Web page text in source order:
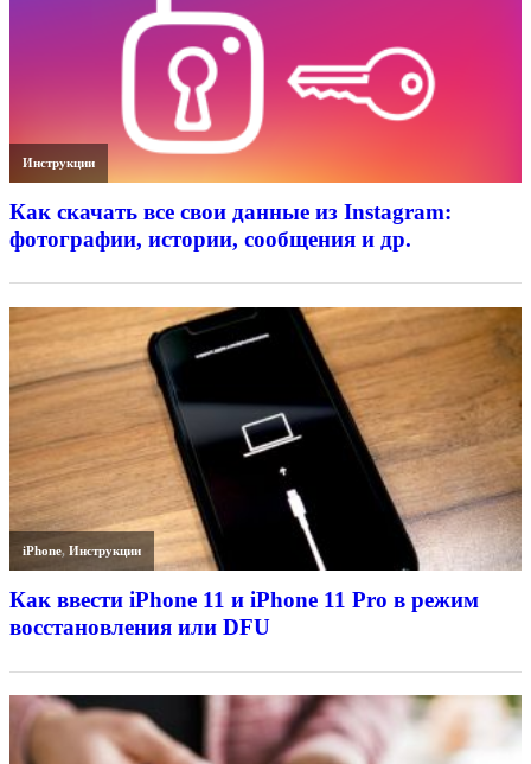
Инструкции
Как скачать все свои данные из Instagram:
фотографии, истории, сообщения и др.
iPhone,Инструкции
Как ввести iPhone 11 и iPhone 11 Pro в режим
восстановления или DFU